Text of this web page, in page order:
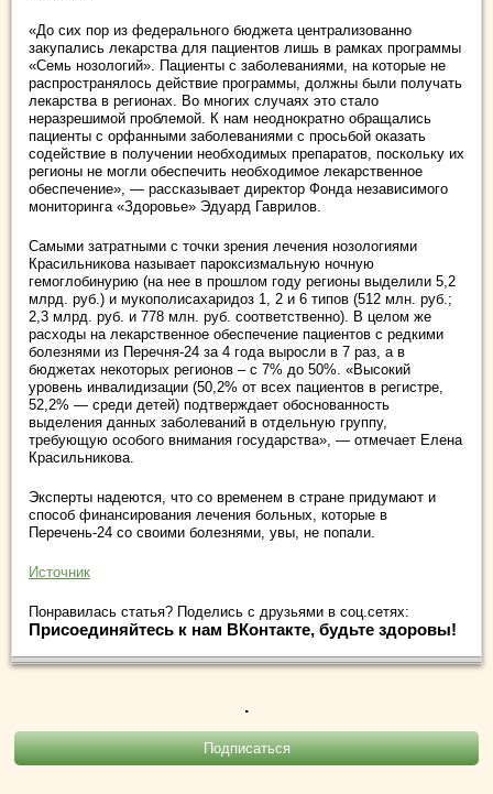
«До сих пор из федерального бюджета централизованно
закупались лекарства для пациентов лишь в рамках программы
«Семь нозологий». Пациенты с заболеваниями, на которые не
распространялось действие программы, должны были получать
лекарства в регионах. Во многих случаях это стало
неразрешимой проблемой. К нам неоднократно обращались
пациенты с орфанными заболеваниями с просьбой оказать
содействие в получении необходимых препаратов, поскольку их
регионы не могли обеспечить необходимое лекарственное
обеспечение», — рассказывает директор Фонда независимого
мониторинга «Здоровье» Эдуард Гаврилов.
Самыми затратными с точки зрения лечения нозологиями
Красильникова называет пароксизмальную ночную
гемоглобинурию (на нее в прошлом году регионы выделили 5,2
млрд. руб.) и мукополисахаридоз 1, 2 и 6 типов (512 млн. руб.;
2,3 млрд. руб. и 778 млн. руб. соответственно). В целом же
расходы на лекарственное обеспечение пациентов с редкими
болезнями из Перечня-24 за 4 года выросли в 7 раз, а в
бюджетах некоторых регионов – с 7% до 50%. «Высокий
уровень инвалидизации (50,2% от всех пациентов в регистре,
52,2% — среди детей) подтверждает обоснованность
выделения данных заболеваний в отдельную группу,
требующую особого внимания государства», — отмечает Елена
Красильникова.
Эксперты надеются, что со временем в стране придумают и
способ финансирования лечения больных, которые в
Перечень-24 со своими болезнями, увы, не попали.
Источник
Понравилась статья? Поделись с друзьями в соц.сетях:
Присоединяйтесь к нам ВКонтакте, будьте здоровы!
.